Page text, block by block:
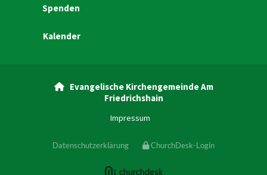
Spenden
Kalender
Evangelische Kirchengemeinde Am
Friedrichshain
Impressum
Datenschutzerklärung ChurchDesk-Login